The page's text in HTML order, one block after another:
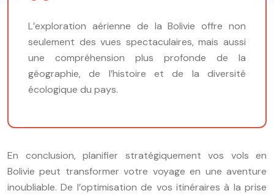
L’exploration aérienne de la Bolivie offre non
seulement des vues spectaculaires, mais aussi
une compréhension plus profonde de la
géographie, de l’histoire et de la diversité
écologique du pays.
En conclusion, planifier stratégiquement vos vols en
Bolivie peut transformer votre voyage en une aventure
inoubliable. De l’optimisation de vos itinéraires à la prise